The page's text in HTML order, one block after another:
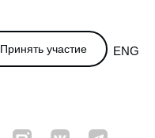
Принять участие ENG